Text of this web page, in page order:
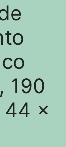
190
44 x